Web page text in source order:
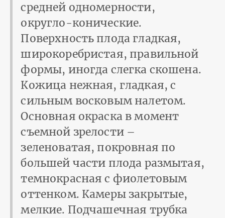
средней одномерности,
округло-конические.
Поверхность плода гладкая,
широкоребристая, правильной
формы, иногда слегка скошена.
Кожица нежная, гладкая, с
сильным восковым налетом.
Основная окраска в момент
съемной зрелости –
зеленоватая, покровная по
большей части плода размытая,
темнокрасная с фиолетовым
оттенком. Камеры закрытые,
мелкие. Подчашечная трубка